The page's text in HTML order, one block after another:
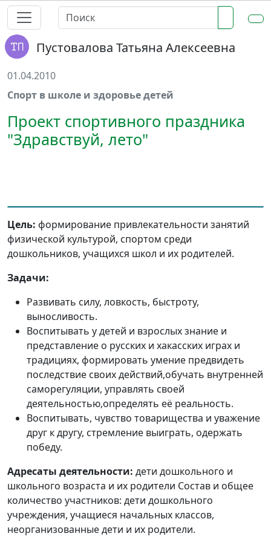
Пустовалова Татьяна Алексеевна
01.04.2010
Спорт в школе и здоровье детей
Проект спортивного праздника
"Здравствуй, лето"
Цель: формирование привлекательности занятий
физической культурой, спортом среди
дошкольников, учащихся школ и их родителей.
Задачи:
Развивать силу, ловкость, быстроту,
выносливость.
Воспитывать у детей и взрослых знание и
представление о русских и хакасских играх и
традициях, формировать умение предвидеть
последствие своих действий,обучать внутренней
саморегуляции, управлять своей
деятельностью,определять её реальность.
Воспитывать, чувство товарищества и уважение
друг к другу, стремление выиграть, одержать
победу.
Адресаты деятельности: дети дошкольного и
школьного возраста и их родители Состав и общее
количество участников: дети дошкольного
учреждения, учащиеся начальных классов,
неорганизованные дети и их родители.